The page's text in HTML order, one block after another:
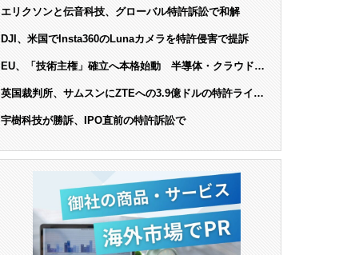
エリクソンと伝音科技、グローバル特許訴訟で和解
DJI、米国でInsta360のLunaカメラを特許侵害で提訴
EU、「技術主権」確立へ本格始動 半導体・クラウド・
英国裁判所、サムスンにZTEへの3.9億ドルの特許ライセ
宇樹科技が勝訴、IPO直前の特許訴訟で